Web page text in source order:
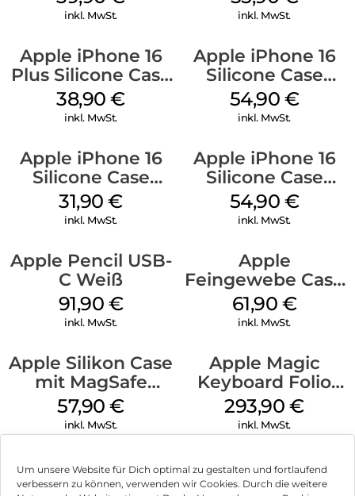
Um unsere Website für Dich optimal zu gestalten und fortlaufend
verbessern zu können, verwenden wir Cookies. Durch die weitere
inkl. MwSt.
Stone Gray
inkl. MwSt.
Apple iPhone 16
Plus Silicone Case
MagSafe Denim
38,90€
inkl. MwSt.
Apple iPhone 16
Silicone Case
MagSafe Lake
Green
54,90 €
inkl. MwSt.
Apple iPhone 16
Silicone Case
MagSafe Fuchsia
31,90€
inkl. MwSt.
Apple iPhone 16
Silicone Case
MagSafe Black
54,90 €
inkl. MwSt.
Apple Pencil USB-
C Weiß
91,90 €
inkl. MwSt.
Apple
Feingewebe Case
iPhone 15 Pro
MagSafe Schwarz
61,90 €
inkl. MwSt.
Apple Silikon Case
mit MagSafe
iPhone 14 Pro
(PRODUCT)RED
57,90€
inkl. MwSt.
Apple Magic
Keyboard Folio
iPad 10.9″ (10.Gen.)
Weiß
293,90€
inkl. MwSt.